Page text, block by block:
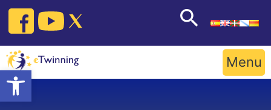
Open toolbar
Skip
content
Menu